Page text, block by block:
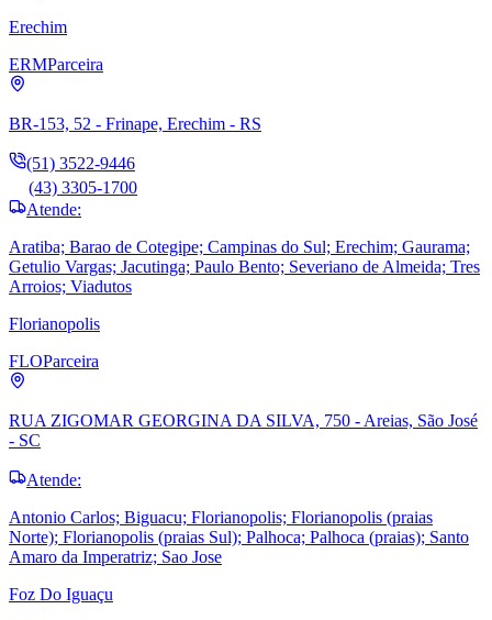
Erechim
ERMParceira
BR-153, 52 - Frinape, Erechim - RS
(51) 3522-9446
(43) 3305-1700
Atende:
Aratiba; Barao de Cotegipe; Campinas do Sul; Erechim; Gaurama;
Getulio Vargas; Jacutinga; Paulo Bento; Severiano de Almeida; Tres
Arroios; Viadutos
Florianopolis
FLOParceira
RUA ZIGOMAR GEORGINA DA SILVA, 750 - Areias, São José
- SC
Atende:
Antonio Carlos; Biguacu; Florianopolis; Florianopolis (praias
Norte); Florianopolis (praias Sul); Palhoca; Palhoca (praias); Santo
Amaro da Imperatriz; Sao Jose
Foz Do Iguaçu